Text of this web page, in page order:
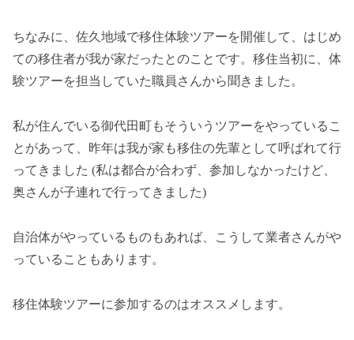
ちなみに、佐久地域で移住体験ツアーを開催して、はじめ
ての移住者が我が家だったとのことです。移住当初に、体
験ツアーを担当していた職員さんから聞きました。
私が住んでいる御代田町もそういうツアーをやっているこ
とがあって、昨年は我が家も移住の先輩として呼ばれて行
ってきました (私は都合が合わず、参加しなかったけど、
奥さんが子連れで行ってきました)
自治体がやっているものもあれば、こうして業者さんがや
っていることもあります。
移住体験ツアーに参加するのはオススメします。